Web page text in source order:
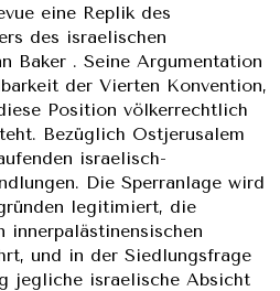
eine Replik des
des israelischen
Baker . Seine Argumentation
der Vierten Konvention,
Position völkerrechtlich
Bezüglich Ostjerusalem
israelisch-
Die Sperranlage wird
legitimiert, die
und in der Siedlungsfrage
jegliche israelische Absicht